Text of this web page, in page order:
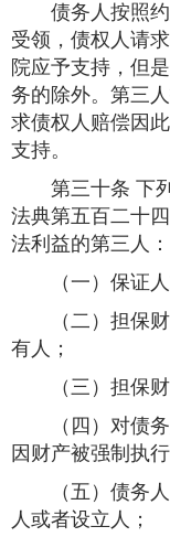
债务人按照约
受领，债权人请
院应予支持，但
务的除外。第三
求债权人赔偿因
支持。
第三十条 下列
法典第五百二十
法利益的第三人：
（一）保证人
（二）担保财
有人；
（三）担保财
（四）对债务
因财产被强制执
（五）债务人
人或者设立人；